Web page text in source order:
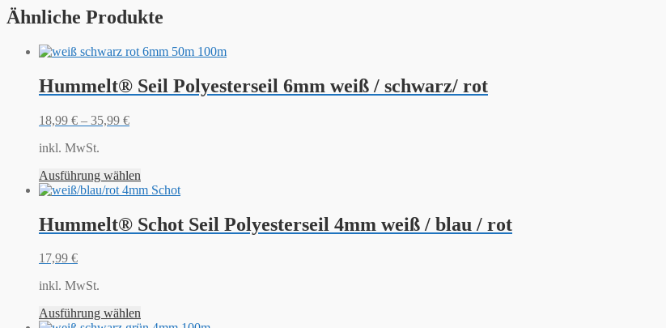
Ähnliche Produkte
Hummelt® Seil Polyesterseil 6mm weiß / schwarz/ rot
18,99 € – 35,99 €
inkl. MwSt.
Ausführung wählen
Hummelt® Schot Seil Polyesterseil 4mm weiß / blau / rot
17,99 €
inkl. MwSt.
Ausführung wählen